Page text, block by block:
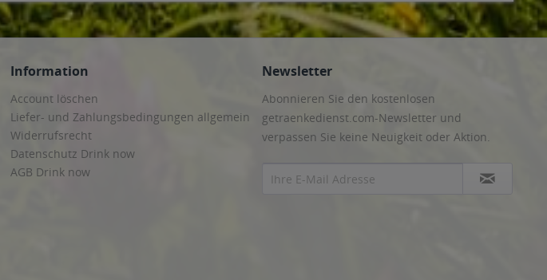
Information
Account löschen
Liefer- und Zahlungsbedingungen allgemein
Widerrufsrecht
Datenschutz Drink now
AGB Drink now
Newsletter
Abonnieren Sie den kostenlosen
getraenkedienst.com-Newsletter und
verpassen Sie keine Neuigkeit oder Aktion.